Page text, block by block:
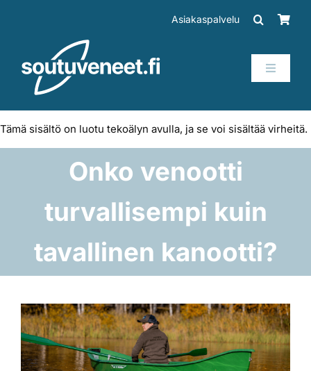
Asiakaspalvelu
Toggle
Perämoottorit
SUP-laudat
Laiturit
Tämä sisältö on luotu tekoälyn avulla, ja se voi sisältää virheitä.
Onko venootti
turvallisempi kuin
tavallinen kanootti?
Katso
kuvaa
isompana